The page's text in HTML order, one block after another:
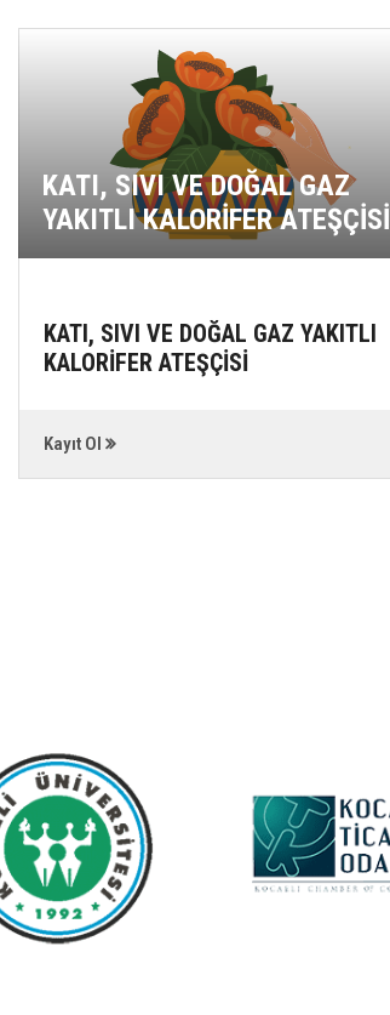
KATI, SIVI VE DOĞAL GAZ
YAKITLI KALORİFER ATEŞÇİSİ
KATI, SIVI VE DOĞAL GAZ YAKITLI
KALORİFER ATEŞÇİSİ
Kayıt Ol